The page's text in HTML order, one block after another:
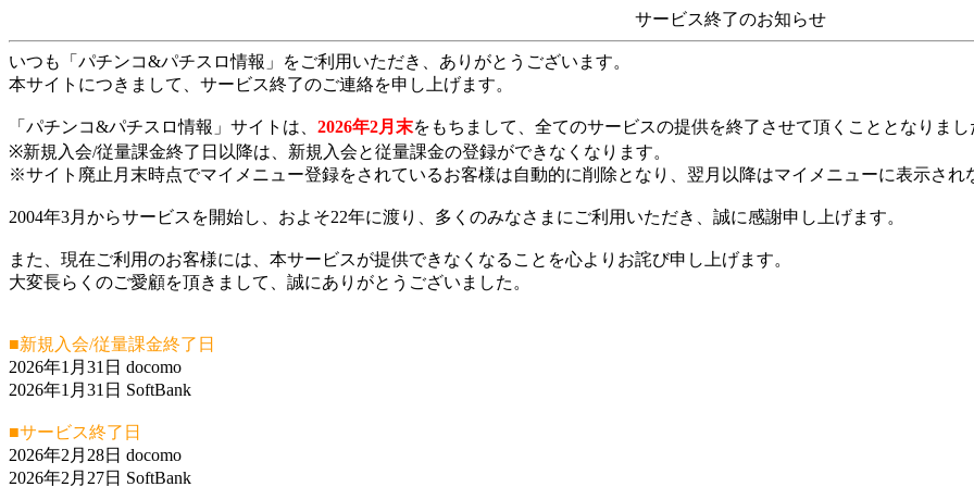
サービス終了のお知らせ
いつも「パチンコ&パチスロ情報」をご利用いただき、ありがとうございます。
本サイトにつきまして、サービス終了のご連絡を申し上げます。
「パチンコ&パチスロ情報」サイトは、 2026年2月末をもちまして、全てのサービスの提供を終了させて頂くこととなりまし
※新規入会/従量課金終了日以降は、新規入会と従量課金の登録ができなくなります。
※サイト廃止月末時点でマイメニュー登録をされているお客様は自動的に削除となり、翌月以降はマイメニューに表示され
2004年3月からサービスを開始し、およそ22年に渡り、多くのみなさまにご利用いただき、誠に感謝申し上げます。
また、現在ご利用のお客様には、本サービスが提供できなくなることを心よりお詫び申し上げます。
大変長らくのご愛顧を頂きまして、誠にありがとうございました。
■新規入会/従量課金終了日
2026年1月31日 docomo
2026年1月31日 SoftBank
■サービス終了日
2026年2月28日 docomo
2026年2月27日 SoftBank